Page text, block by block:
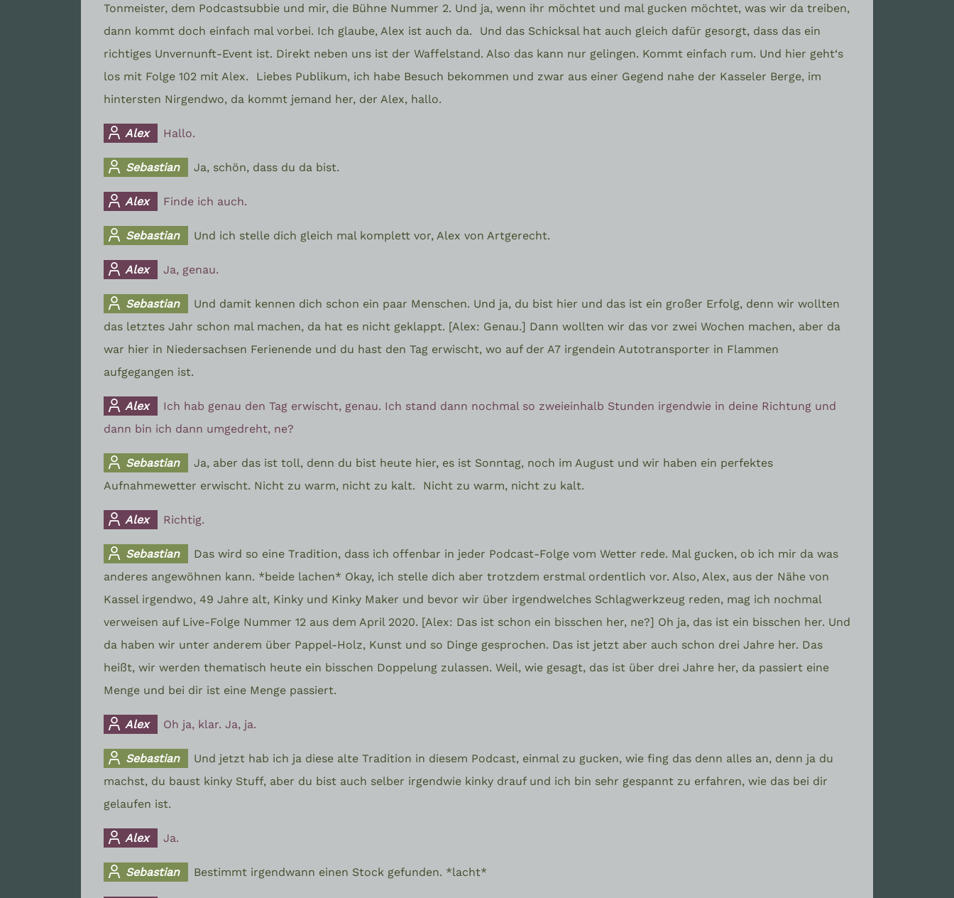
Tonmeister, dem Podcastsubbie und mir, die Bühne Nummer 2. Und ja, wenn ihr möchtet und mal gucken möchtet, was wir da treiben,
dann kommt doch einfach mal vorbei. Ich glaube, Alex ist auch da.
Und das Schicksal hat auch gleich dafür gesorgt, dass das ein
richtiges Unvernunft-Event ist. Direkt neben uns ist der Waffelstand. Also das kann nur gelingen. Kommt einfach rum. Und hier geht‘s
los mit Folge 102 mit Alex.
Liebes Publikum, ich habe Besuch bekommen und zwar aus einer Gegend nahe der Kasseler Berge, im
hintersten Nirgendwo, da kommt jemand her, der Alex, hallo.
Alex Hallo.
Sebastian Ja, schön, dass du da bist.
Alex Finde ich auch.
Sebastian Und ich stelle dich gleich mal komplett vor, Alex von Artgerecht.
Alex Ja, genau.
Sebastian
Und damit kennen dich schon ein paar Menschen. Und ja, du bist hier und das ist ein großer Erfolg, denn wir wollten
das letztes Jahr schon mal machen, da hat es nicht geklappt. [Alex: Genau.] Dann wollten wir das vor zwei Wochen machen, aber da
war hier in Niedersachsen Ferienende und du hast den Tag erwischt, wo auf der A7 irgendein Autotransporter in Flammen
aufgegangen ist.
Alex
Ich hab genau den Tag erwischt, genau. Ich stand dann nochmal so zweieinhalb Stunden irgendwie in deine Richtung und
dann bin ich dann umgedreht, ne?
Sebastian
Ja, aber das ist toll, denn du bist heute hier, es ist Sonntag, noch im August und wir haben ein perfektes
Aufnahmewetter erwischt. Nicht zu warm, nicht zu kalt.
Nicht zu warm, nicht zu kalt.
Alex Richtig.
Sebastian
Das wird so eine Tradition, dass ich offenbar in jeder Podcast-Folge vom Wetter rede. Mal gucken, ob ich mir da was
anderes angewöhnen kann. *beide lachen* Okay, ich stelle dich aber trotzdem erstmal ordentlich vor. Also, Alex, aus der Nähe von
Kassel irgendwo, 49 Jahre alt, Kinky und Kinky Maker und bevor wir über irgendwelches Schlagwerkzeug reden, mag ich nochmal
verweisen auf Live-Folge Nummer 12 aus dem April 2020. [Alex: Das ist schon ein bisschen her, ne?] Oh ja, das ist ein bisschen her. Und
da haben wir unter anderem über Pappel-Holz, Kunst und so Dinge gesprochen. Das ist jetzt aber auch schon drei Jahre her. Das
heißt, wir werden thematisch heute ein bisschen Doppelung zulassen. Weil, wie gesagt, das ist über drei Jahre her, da passiert eine
Menge und bei dir ist eine Menge passiert.
Alex Oh ja, klar. Ja, ja.
Sebastian
Und jetzt hab ich ja diese alte Tradition in diesem Podcast, einmal zu gucken, wie fing das denn alles an, denn ja du
machst, du baust kinky Stuff, aber du bist auch selber irgendwie kinky drauf und ich bin sehr gespannt zu erfahren, wie das bei dir
gelaufen ist.
Alex Ja.
Sebastian Bestimmt irgendwann einen Stock gefunden. *lacht*